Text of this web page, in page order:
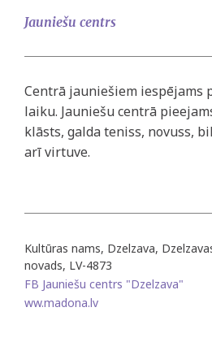
Jauniešu centrs
Centrā jauniešiem iespējams
laiku. Jauniešu centrā
klāsts, galda teniss, novuss,
arī virtuve.
Kultūras nams, Dzelzava,
novads, LV-4873
FB Jauniešu centrs "Dzelzava"
ww.madona.lv